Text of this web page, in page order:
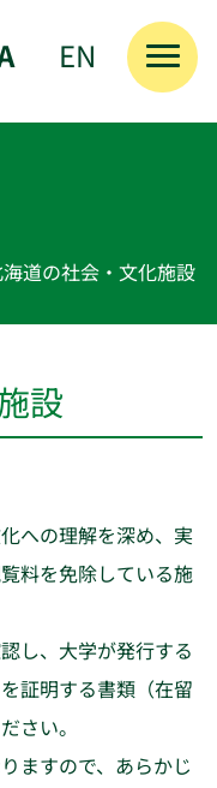
EN
道の社会・文化施設
設
への理解を深め、実
料を免除している施
し、大学が発行する
証明する書類（在留
さい。
ますので、あらかじ